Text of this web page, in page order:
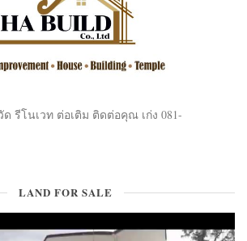
รีโนเวท ต่อเติม ติดต่อคุณ เก่ง 081-
LAND FOR SALE